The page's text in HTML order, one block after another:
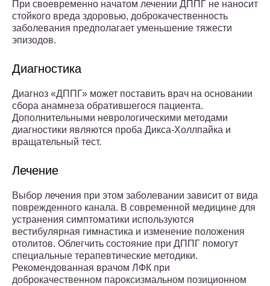
При своевременно начатом лечении ДППГ не наносит
стойкого вреда здоровью, доброкачественность
заболевания предполагает уменьшение тяжести
эпизодов.
Диагностика
Диагноз «ДППГ» может поставить врач на основании
сбора анамнеза обратившегося пациента.
Дополнительными неврологическими методами
диагностики являются проба Дикса-Холлпайка и
вращательный тест.
Лечение
Выбор лечения при этом заболевании зависит от вида
поврежденного канала. В современной медицине для
устранения симптоматики используются
вестибулярная гимнастика и изменение положения
отолитов. Облегчить состояние при ДППГ помогут
специальные терапевтические методики.
Рекомендованная врачом ЛФК при
доброкачественном пароксизмальном позиционном